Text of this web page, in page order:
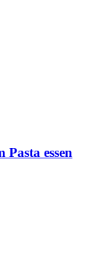
Pasta essen